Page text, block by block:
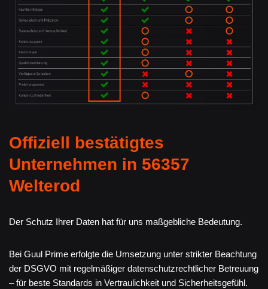
Offiziell bestätigtes
Unternehmen in 56357
Welterod
Der Schutz Ihrer Daten hat für uns maßgebliche Bedeutung.
Bei Guul Prime erfolgte die Umsetzung unter strikter Beachtung
der DSGVO mit regelmäßiger datenschutzrechtlicher Betreuung
– für beste Standards in Vertraulichkeit und Sicherheitsgefühl.